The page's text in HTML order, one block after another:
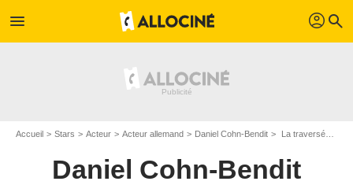
menu profil search
Accueil Stars Acteur Acteur allemand Daniel Cohn-Bendit La traversée : Photo Romain Goupil, Daniel Cohn-Bendit
Daniel Cohn-Bendit